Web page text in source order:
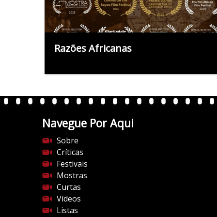
Razões Africanas
Navegue Por Aqui
Sobre
Críticas
Festivais
Mostras
Curtas
Vídeos
Listas